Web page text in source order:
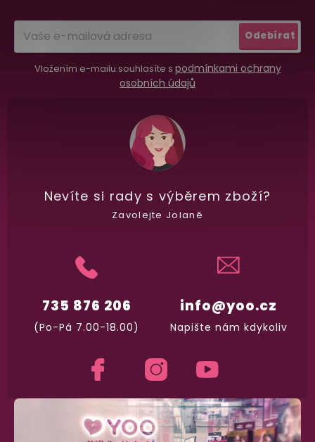
Dodání do 2. dne
Na rychlosti záleží! Vše důležité máme
Garance vrácení peněz
na bezplatné vrácení zboží
Vložením e-mailu souhlasíte s podmínkami ochrany
osobních údajů
Odebírat
info@yoo.cz
Napište nám kdykoliv
735 876 206
(Po-Pá 7.00-18.00)
Nevíte si rady s výběrem zboží?
Zavolejte Jolaně